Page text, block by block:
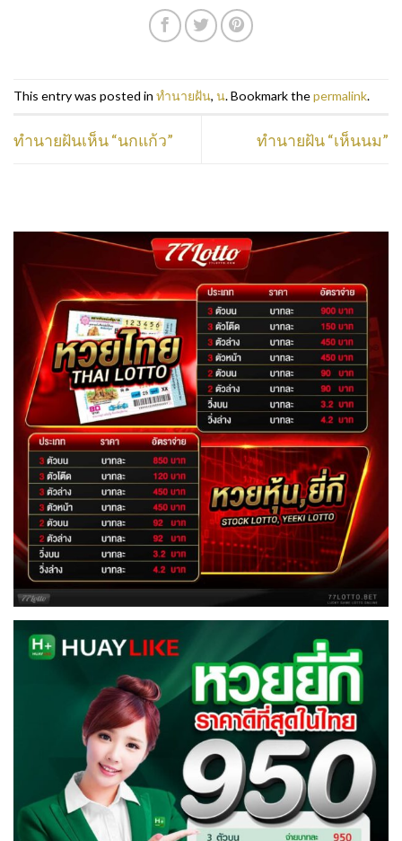
This entry was posted in ทำนายฝัน, น. Bookmark thepermalink.
ทำนายฝันเห็น “นกแก้ว” ทำนายฝัน “เห็นนม”